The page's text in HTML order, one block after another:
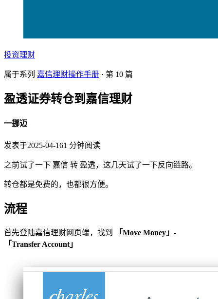
投资理财
属于系列 嘉信理财操作手册 · 第 10 篇
盈透证券转仓到嘉信理财
一挪迈
发表于2025-04-161 分钟阅读
之前试了一下 嘉信 转 盈透，这几天试了一下反向链路。
转仓都是免费的，也都很方便。
流程
首先登陆嘉信理财网页端，找到
「Move Money」-
「Transfer Account」